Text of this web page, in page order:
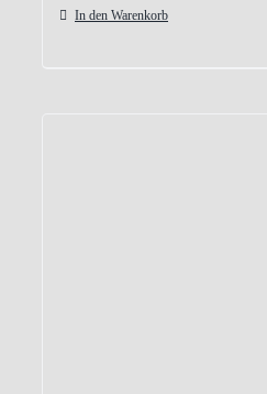
In den Warenkorb